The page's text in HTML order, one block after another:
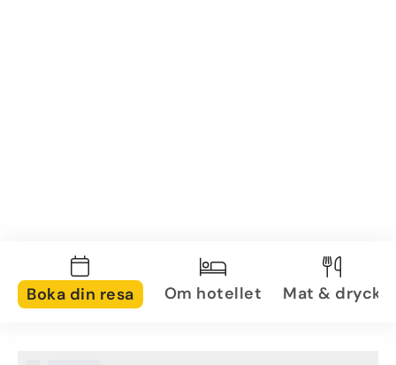
Boka din resa Om hotellet Mat & dryck